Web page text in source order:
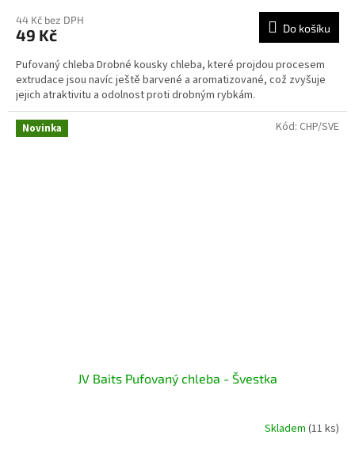
44 Kč bez DPH
49 Kč Do košíku
Pufovaný chleba Drobné kousky chleba, které projdou procesem
extrudace jsou navíc ještě barvené a aromatizované, což zvyšuje
jejich atraktivitu a odolnost proti drobným rybkám.
Novinka
JV Baits Pufovaný chleba - Švestka
Skladem (11 ks)
Kód: CHP/SVE